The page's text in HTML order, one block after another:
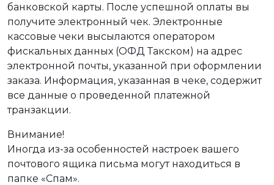
банковской карты. После успешной оплаты вы
получите электронный чек. Электронные
кассовые чеки высылаются оператором
фискальных данных (ОФД Такском) на адрес
электронной почты, указанной при оформлении
заказа. Информация, указанная в чеке, содержит
все данные о проведенной платежной
транзакции.
Внимание!
Иногда из-за особенностей настроек вашего
почтового ящика письма могут находиться в
папке «Спам».